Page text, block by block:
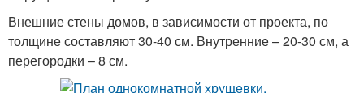
Внешние стены домов, в зависимости от проекта, по
толщине составляют 30-40 см. Внутренние – 20-30 см, а
перегородки – 8 см.